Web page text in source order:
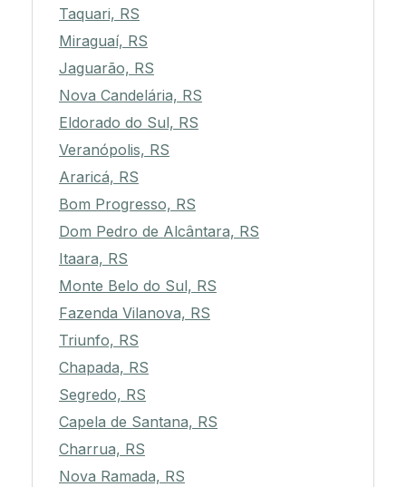
Taquari, RS
Miraguaí, RS
Jaguarão, RS
Nova Candelária, RS
Eldorado do Sul, RS
Veranópolis, RS
Araricá, RS
Bom Progresso, RS
Dom Pedro de Alcântara, RS
Itaara, RS
Monte Belo do Sul, RS
Fazenda Vilanova, RS
Triunfo, RS
Chapada, RS
Segredo, RS
Capela de Santana, RS
Charrua, RS
Nova Ramada, RS